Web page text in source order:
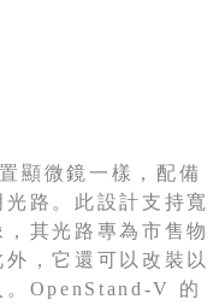
顯微鏡一樣，配備
路。此設計支持寬
其光路專為市售物
，它還可以改裝以
。OpenStand-V 的